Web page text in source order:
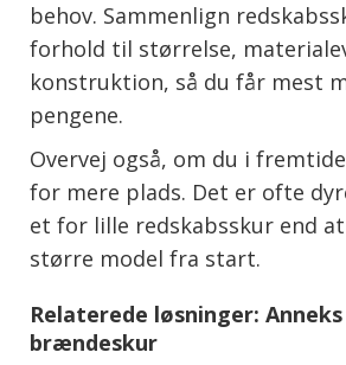
behov. Sammenlign
forhold til størrelse,
konstruktion, så du får mest
pengene.
Overvej også, om du i
for mere plads. Det er ofte
et for lille redskabsskur end
større model fra start.
Relaterede løsninger:
brændeskur